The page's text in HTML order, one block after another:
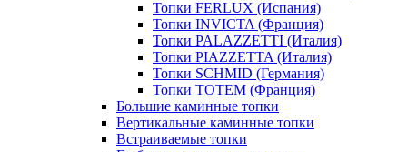
Топки FERLUX (Испания)
Топки INVICTA (Франция)
Топки PALAZZETTI (Италия)
Топки PIAZZETTA (Италия)
Топки SCHMID (Германия)
Топки TOTEM (Франция)
Большие каминные топки
Вертикальные каминные топки
Встраиваемые топки